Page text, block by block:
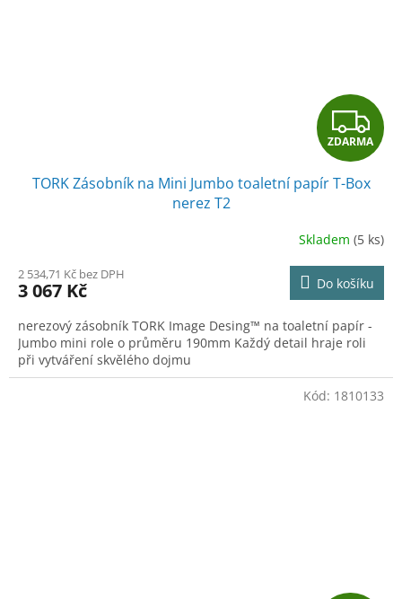
Z
D
A
R
M
A
ZDARMA
TORK Zásobník na Mini Jumbo toaletní papír T-Box
nerez T2
Skladem (5 ks)
2 534,71 Kč bez DPH
3 067 Kč Do košíku
nerezový zásobník TORK Image Desing™ na toaletní papír -
Jumbo mini role o průměru 190mm Každý detail hraje roli
při vytváření skvělého dojmu
Kód: 1810133